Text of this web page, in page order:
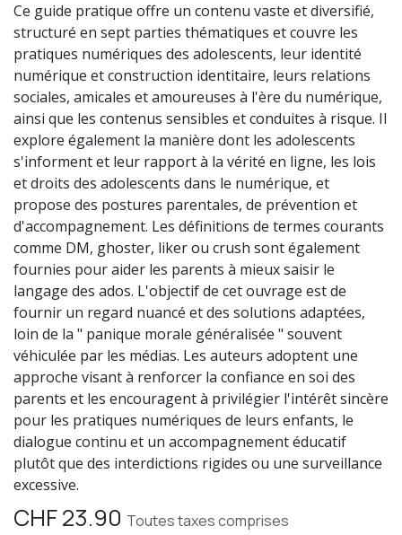
Ce guide pratique offre un contenu vaste et diversifié,
structuré en sept parties thématiques et couvre les
pratiques numériques des adolescents, leur identité
numérique et construction identitaire, leurs relations
sociales, amicales et amoureuses à l'ère du numérique,
ainsi que les contenus sensibles et conduites à risque. Il
explore également la manière dont les adolescents
s'informent et leur rapport à la vérité en ligne, les lois
et droits des adolescents dans le numérique, et
propose des postures parentales, de prévention et
d'accompagnement. Les définitions de termes courants
comme DM, ghoster, liker ou crush sont également
fournies pour aider les parents à mieux saisir le
langage des ados. L'objectif de cet ouvrage est de
fournir un regard nuancé et des solutions adaptées,
loin de la " panique morale généralisée " souvent
véhiculée par les médias. Les auteurs adoptent une
approche visant à renforcer la confiance en soi des
parents et les encouragent à privilégier l'intérêt sincère
pour les pratiques numériques de leurs enfants, le
dialogue continu et un accompagnement éducatif
plutôt que des interdictions rigides ou une surveillance
excessive.
CHF23.90 Toutes taxes comprises